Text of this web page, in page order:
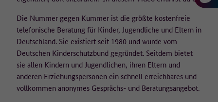
Die Nummer gegen Kummer ist die größte kostenfreie
telefonische Beratung für Kinder, Jugendliche und Eltern in
Deutschland. Sie existiert seit 1980 und wurde vom
Deutschen Kinderschutzbund gegründet. Seitdem bietet
sie allen Kindern und Jugendlichen, ihren Eltern und
anderen Erziehungspersonen ein schnell erreichbares und
vollkommen anonymes Gesprächs- und Beratungsangebot.
Zweck
Dieser Wert speichert Ihre Consent-
Einstellungen. Unter anderem eine zufällig
generierte ID, für die historische Speicherung
Ihrer vorgenommen Einstellungen, falls der
Webseiten-Betreiber dies eingestellt hat.
• Browser/Browser-Engines und Browser-Plugins,
• aufgerufene URLs,
• die Website, von der auf die aufgerufene Seite gelangt wurde
• Verweildauer,
• heruntergeladene PDFs,
• eingegebene Suchbegriffe.